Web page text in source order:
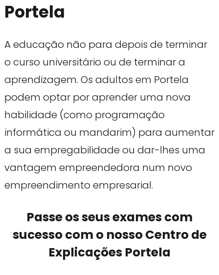
Portela
A educação não para depois de terminar
o curso universitário ou de terminar a
aprendizagem. Os adultos em Portela
podem optar por aprender uma nova
habilidade (como programação
informática ou mandarim) para aumentar
a sua empregabilidade ou dar-lhes uma
vantagem empreendedora num novo
empreendimento empresarial.
Passe os seus exames com
sucesso com o nosso Centro de
Explicações Portela